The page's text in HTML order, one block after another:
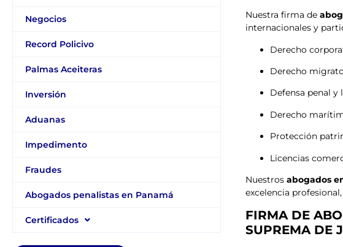
Negocios
Record Policivo
Palmas Aceiteras
Inversión
Aduanas
Impedimento
Fraudes
Abogados penalistas en Panamá
Certificados
Nuestra firma de
internacionales y
Derecho
Derecho
Defensa penal y
Derecho
Protección
Licencias
Nuestros abogados
excelencia
FIRMA DE
SUPREMA DE